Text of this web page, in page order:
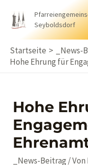
Inhalt
Seyboldsdorf
Startseite
_News-
Hohe Ehrung für
Hohe
_News-Beitrag / Von